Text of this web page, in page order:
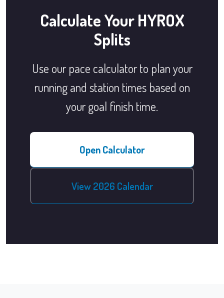
Calculate Your HYROX
Splits
Use our pace calculator to plan your
running and station times based on
your goal finish time.
Open Calculator
View 2026 Calendar